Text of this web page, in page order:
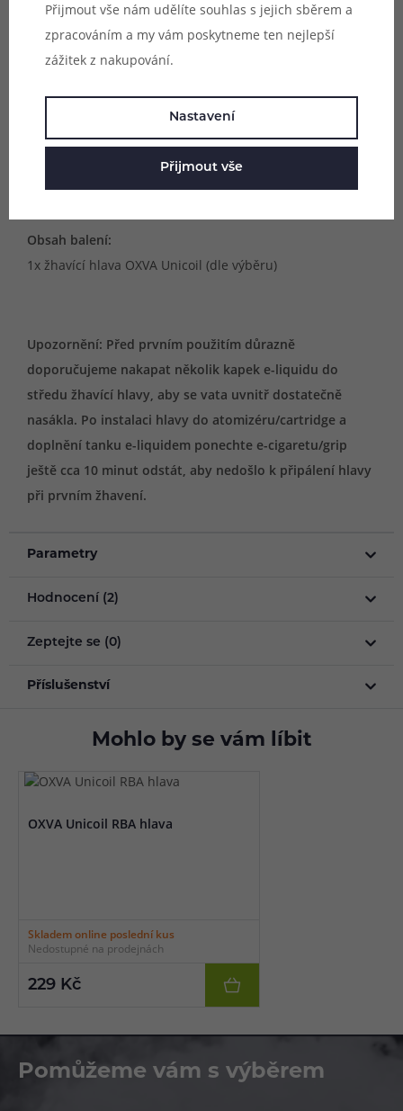
0.2Ω! )
Vhodné pro:
- RDL vaping (0.5Ω)
- MTL vaping (0.5Ω, 1.0Ω)
Obsah balení:
1x žhavící hlava OXVA Unicoil (dle výběru)
Upozornění: Před prvním použitím důrazně
doporučujeme nakapat několik kapek e-liquidu do
středu žhavící hlavy, aby se vata uvnitř dostatečně
nasákla. Po instalaci hlavy do atomizéru/cartridge a
doplnění tanku e-liquidem ponechte e-cigaretu/grip
ještě cca 10 minut odstát, aby nedošlo k připálení hlavy
při prvním žhavení.
Parametry
Hodnocení (2)
Zeptejte se (0)
Příslušenství
Mohlo by se vám líbit
OXVA Unicoil RBA hlava
Skladem online poslední kus
Nedostupné na prodejnách
229 Kč
Pomůžeme vám s výběrem
Přijmout vše nám udělíte souhlas s jejich sběrem a
zpracováním a my vám poskytneme ten nejlepší
zážitek z nakupování.
Nastavení
Přijmout vše